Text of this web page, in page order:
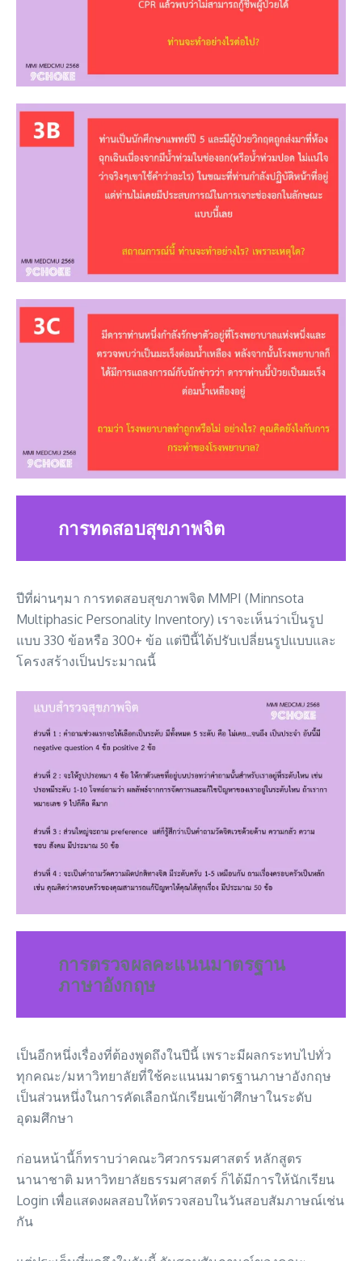
การทดสอบสุขภาพจิต
ปีที่ผ่านๆมา การทดสอบสุขภาพจิต MMPI (Minnsota
Multiphasic Personality Inventory) เราจะเห็นว่าเป็นรูป
แบบ 330 ข้อหรือ 300+ ข้อ แต่ปีนี้ได้ปรับเปลี่ยนรูปแบบและ
โครงสร้างเป็นประมาณนี้
การตรวจผลคะแนนมาตรฐาน
ภาษาอังกฤษ
เป็นอีกหนึ่งเรื่องที่ต้องพูดถึงในปีนี้ เพราะมีผลกระทบไปทั่ว
ทุกคณะ/มหาวิทยาลัยที่ใช้คะแนนมาตรฐานภาษาอังกฤษ
เป็นส่วนหนึ่งในการคัดเลือกนักเรียนเข้าศึกษาในระดับ
อุดมศึกษา
ก่อนหน้านี้ก็ทราบว่าคณะวิศวกรรมศาสตร์ หลักสูตร
นานาชาติ มหาวิทยาลัยธรรมศาสตร์ ก็ได้มีการให้นักเรียน
Login เพื่อแสดงผลสอบให้ตรวจสอบในวันสอบสัมภาษณ์เช่น
กัน